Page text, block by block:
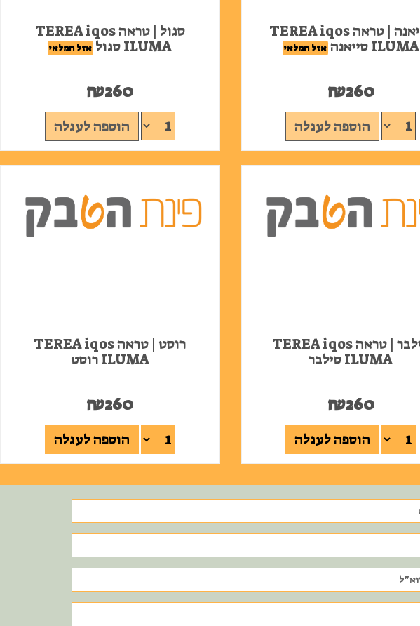
סייאנה | טראה TEREA iqos
ILUMA סייאנה
אזל המלאי
₪260
הוספה לעגלה
סגול | טראה TEREA iqos
ILUMA סגול
אזל המלאי
₪260
הוספה לעגלה
סילבר | טראה TEREA iqos
ILUMA סילבר
₪260
הוספה לעגלה
רוסט | טראה TEREA iqos
ILUMA רוסט
₪260
הוספה לעגלה